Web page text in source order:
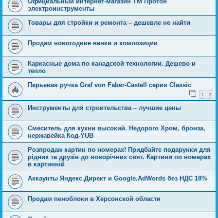
электроинструменты
Товары для стройки и ремонта – дешевле не найти
Продам новогодние венки и композиции
Каркасные дома по канадской технологии. Дешево и
тепло
Перьевая ручка Graf von Faber-Castell серия Classic
1 2
Инструменты для строительства – лучшие цены
Смеситель для кухни высокий. Недорого Хром, бронза,
нержавейка Код-YUB
Розпродаж картин по номерах! Придбайте подарунки для
рідних та друзів до новорічних свят. Картини по номерах
в картинній
Аккаунты Яндекс.Директ и Google.AdWords без НДС 18%
Продам пеноблоки в Херсонской области